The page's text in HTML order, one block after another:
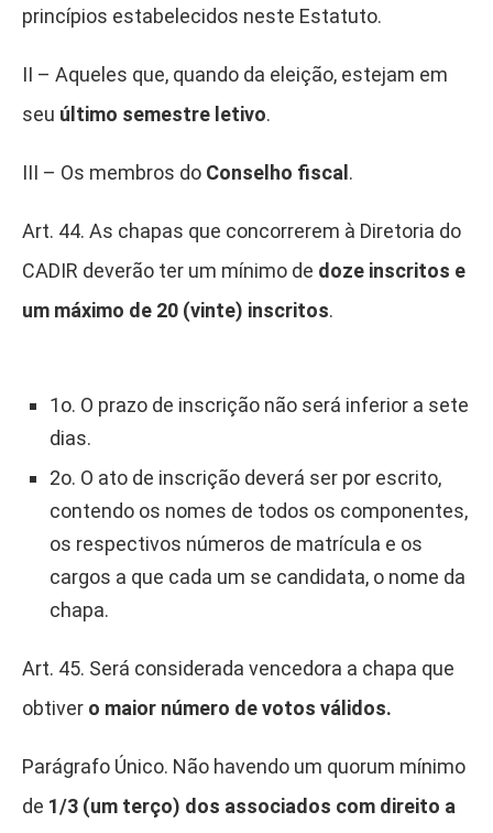
princípios estabelecidos neste Estatuto.
II – Aqueles que, quando da eleição, estejam em
seu último semestre letivo.
III – Os membros do Conselho fiscal .
Art. 44. As chapas que concorrerem à Diretoria do
CADIR deverão ter um mínimo de doze inscritos e
um máximo de 20 (vinte) inscritos.
1o. O prazo de inscrição não será inferior a sete
dias.
2o. O ato de inscrição deverá ser por escrito,
contendo os nomes de todos os componentes,
os respectivos números de matrícula e os
cargos a que cada um se candidata, o nome da
chapa.
Art. 45. Será considerada vencedora a chapa que
obtiver o maior número de votos válidos.
Parágrafo Único. Não havendo um quorum mínimo
de 1/3 (um terço) dos associados com direito a